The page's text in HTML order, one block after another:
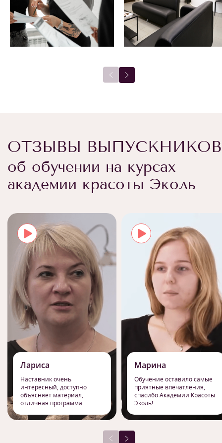
ОТЗЫВЫ ВЫПУСКНИКОВ
об обучении на курсах
академии красоты Эколь
Лариса
Наставник очень
интересный, доступно
объясняет материал,
отличная программа
Марина
Обучение оставило самые
приятные впечатления,
спасибо Академии Красоты
Эколь!